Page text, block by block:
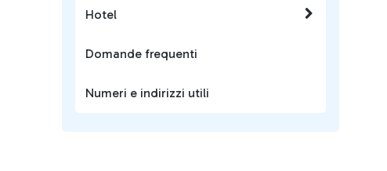
Hotel
Domande frequenti
Numeri e indirizzi utili